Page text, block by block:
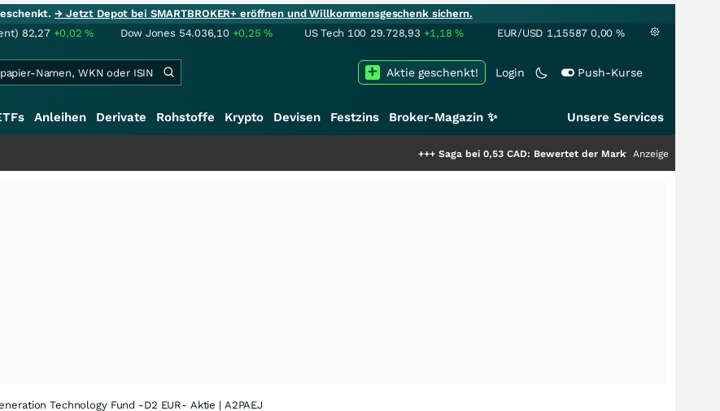
→ Jetzt Depot bei SMARTBROKER+ eröffnen und Willkommensgeschenk sichern.
82,27 +0,02% Dow Jones 54.036,10 +0,25% US Tech 100 29.728,93 +1,18% EUR/USD 1,15587 0,00 %
Login Push-Kurse
Aktie geschenkt!
Anleihen Derivate Rohstoffe Krypto Devisen Festzins Broker-Magazin ✨ Unsere Services
Saga bei 0,53 CAD: Bewertet der Markt noch immer nur die Hälfte
Anzeige
Technology Fund -D2 EUR- Aktie | A2PAEJ